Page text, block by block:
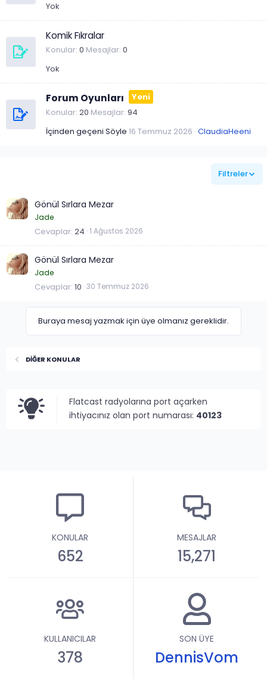
Yok
Komik Fıkralar
Konular 0 Mesajlar 0
Yok
Forum Oyunları
Konular 20 Mesajlar 94
İçinden geçeni Söyle 16 Temmuz 2026 ClaudiaHeeni
Filtreler
Gönül Sırlara Mezar
Jade
Cevaplar 24 1 Ağustos 2026
Gönül Sırlara Mezar
Jade
Cevaplar 10 30 Temmuz 2026
Buraya mesaj yazmak için üye olmanız gereklidir.
DİĞER KONULAR
Flatcast radyolarına port açarken
ihtiyacınız olan port numarası: 40123
KONULAR
652
MESAJLAR
15,271
KULLANICILAR
378
SON ÜYE
DennisVom